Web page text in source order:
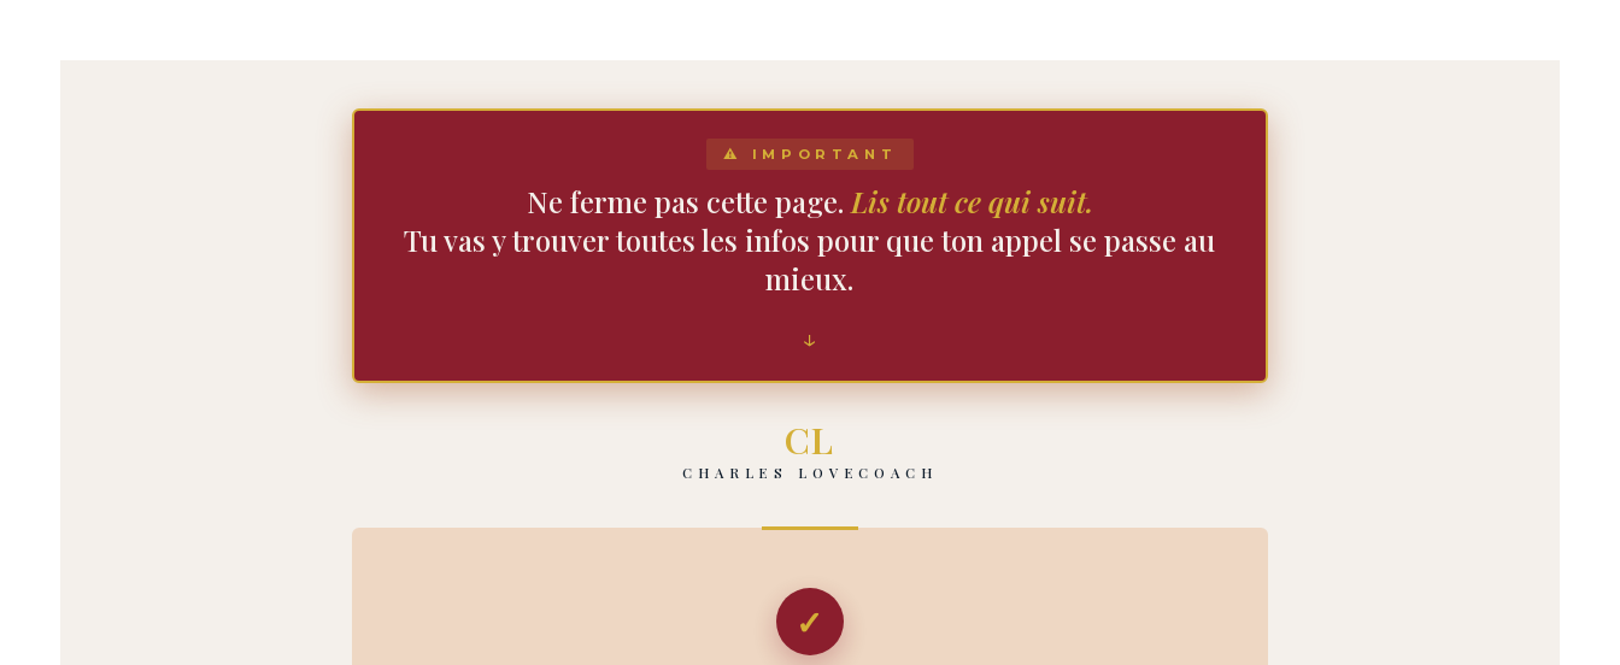
⚠ IMPORTANT
Ne ferme pas cette page. Lis tout ce qui suit.
Tu vas y trouver toutes les infos pour que ton appel se passe au
mieux.
↓
CL
CHARLES LOVECOACH
✓